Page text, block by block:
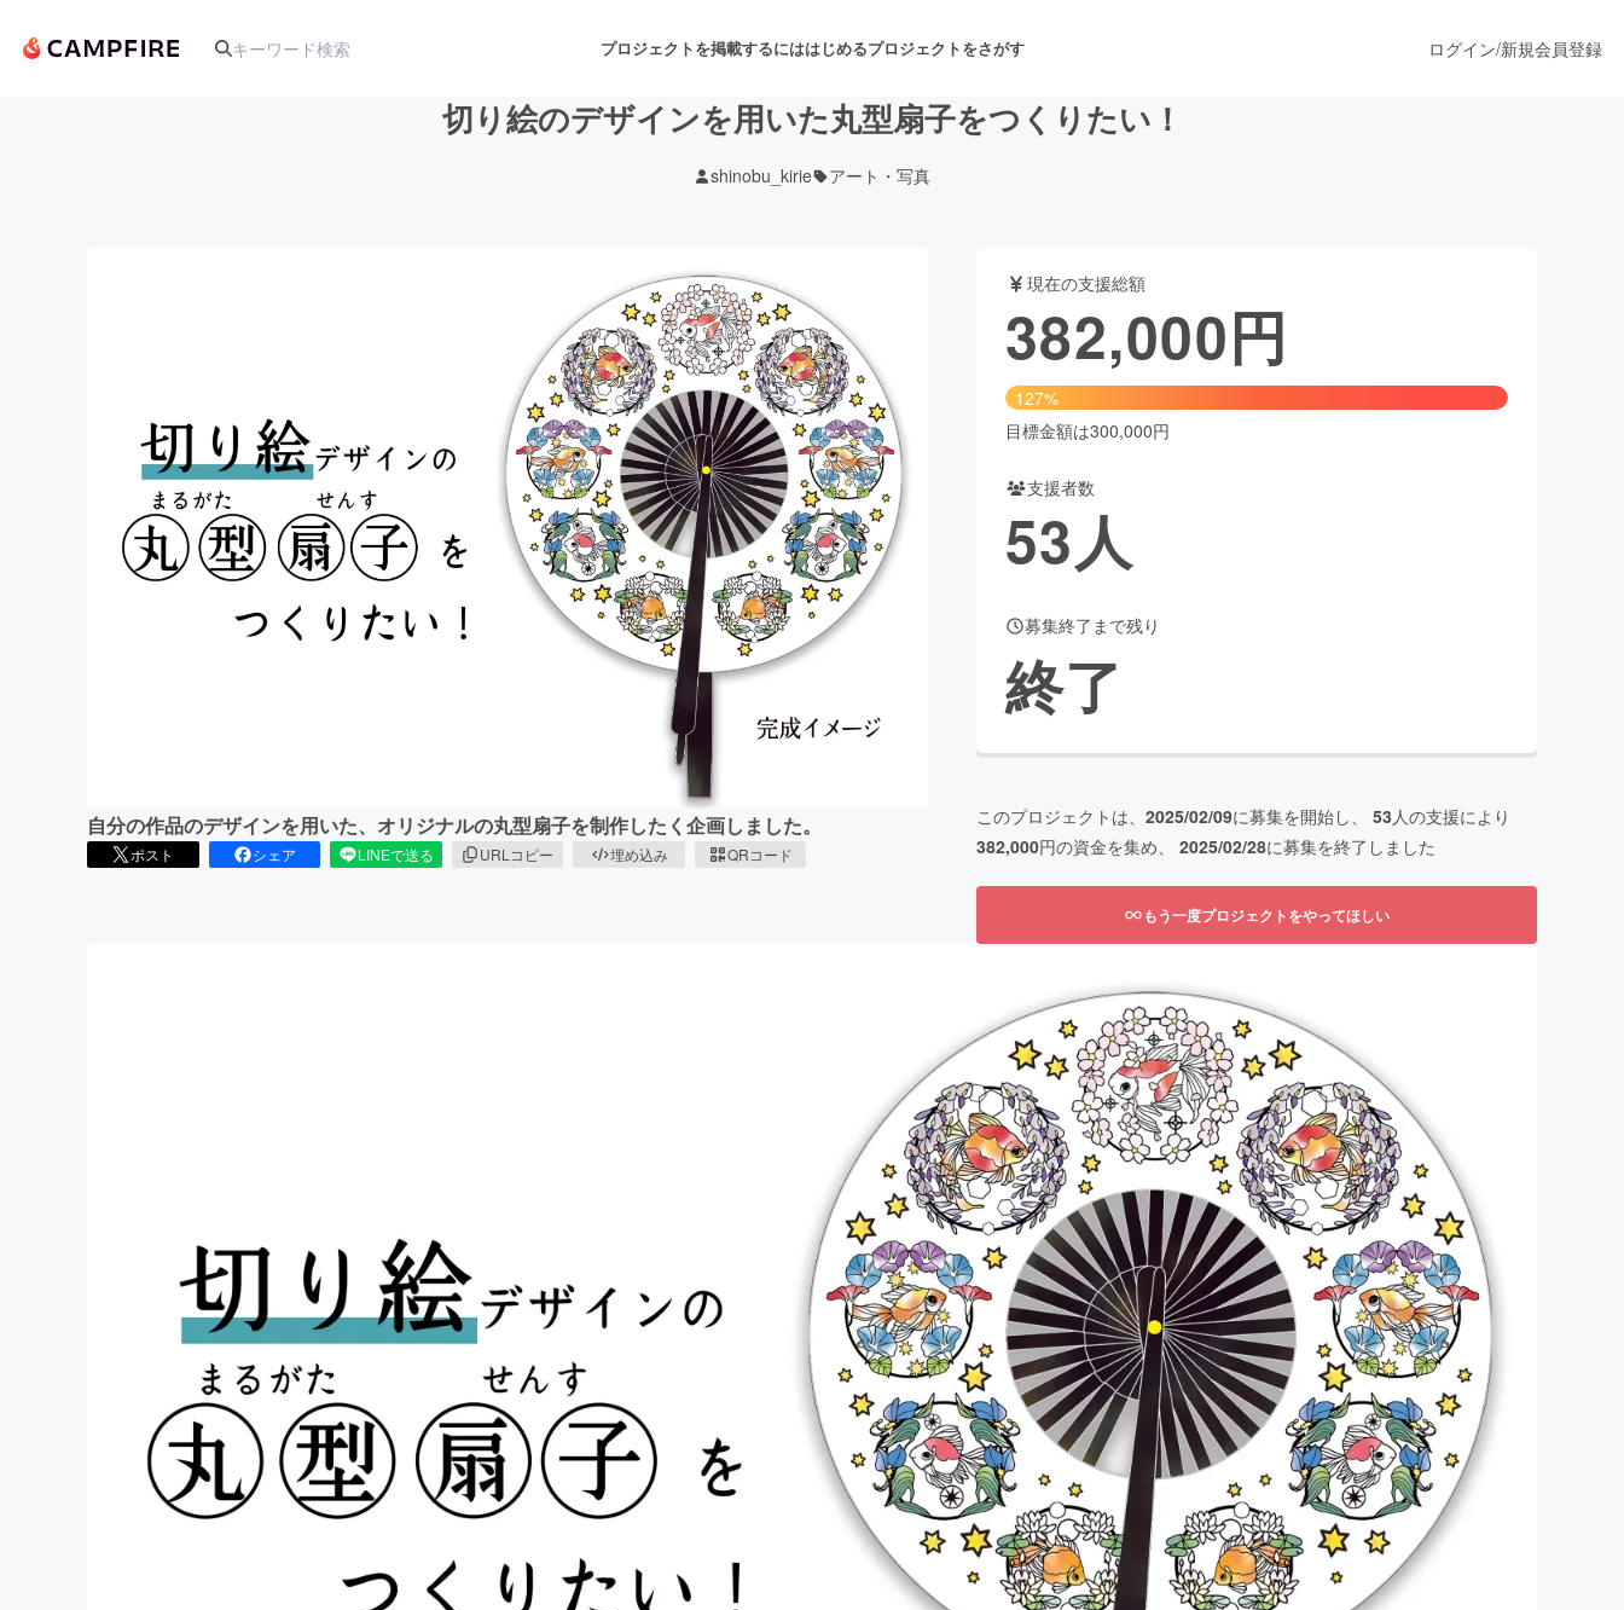
プロジェクトを掲載するにははじめるプロジェクトをさがす
舞台・パフォーマンス
ゲーム・サービス開発 ファッション
映像・映画 書籍・雑誌出版 アニメ・漫画
ビジネス・起業 チャレンジ ビューティー・ヘルスケア
まちづくり・地域活性化
CAMPFIRE for Social GoodCAMPFIRE Creation
CAMPFIREふるさと納税
ログイン/新規会員登録
切り絵のデザインを用いた丸型扇子をつくりたい！
shinobu_kirie アート・写真
自分の作品のデザインを用いた、オリジナルの丸型扇子を制作したく企画しました。
ポスト シェア LINEで送る URLコピー 埋め込み QRコード
現在の支援総額
382,000円
127%
目標金額は300,000円
支援者数
53人
募集終了まで残り
終了
このプロジェクトは、 2025/02/09に募集を開始し、 53人の支援により
382,000円の資金を集め、 2025/02/28に募集を終了しました
もう一度プロジェクトをやってほしい